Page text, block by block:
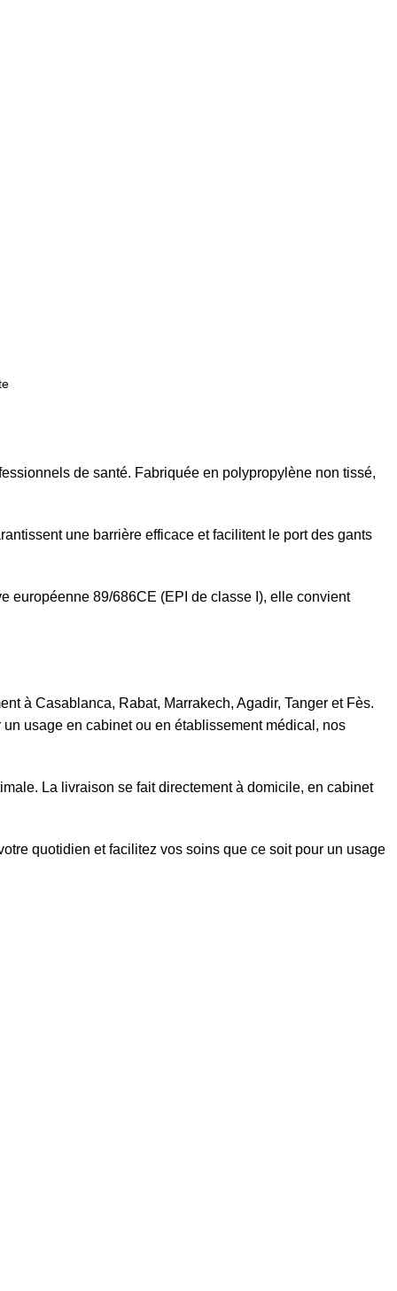
de santé. Fabriquée en polypropylène non tissé,
une barrière efficace et facilitent le port des gants
européenne 89/686CE (EPI de classe I), elle convient
à Casablanca, Rabat, Marrakech, Agadir, Tanger et Fès.
usage en cabinet ou en établissement médical, nos
La livraison se fait directement à domicile, en cabinet
quotidien et facilitez vos soins que ce soit pour un usage